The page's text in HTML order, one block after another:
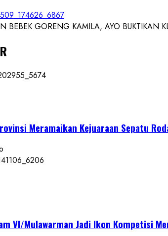
BEBEK GORENG KAMILA, AYO BUKTIKAN
Meramaikan Kejuaraan Sepatu
VI/Mulawarman Jadi Ikon Kompetisi